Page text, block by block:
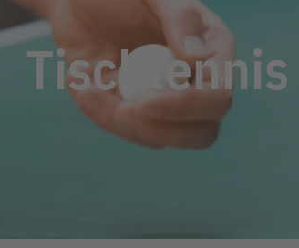
Tischtennis